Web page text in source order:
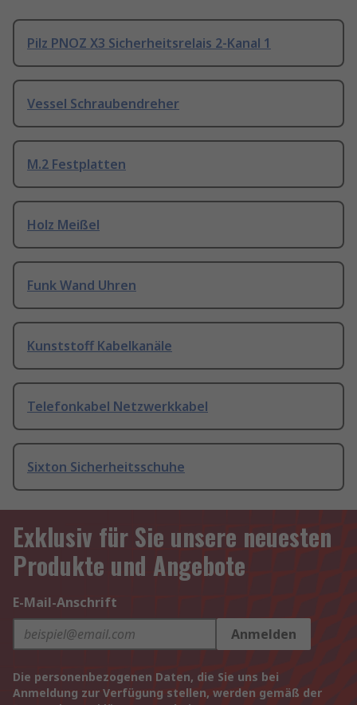
Pilz PNOZ X3 Sicherheitsrelais 2-Kanal 1
Vessel Schraubendreher
M.2 Festplatten
Holz Meißel
Funk Wand Uhren
Kunststoff Kabelkanäle
Telefonkabel Netzwerkkabel
Sixton Sicherheitsschuhe
Exklusiv für Sie unsere neuesten
Produkte und Angebote
E-Mail-Anschrift
Anmelden
Die personenbezogenen Daten, die Sie uns bei
Anmeldung zur Verfügung stellen, werden gemäß der